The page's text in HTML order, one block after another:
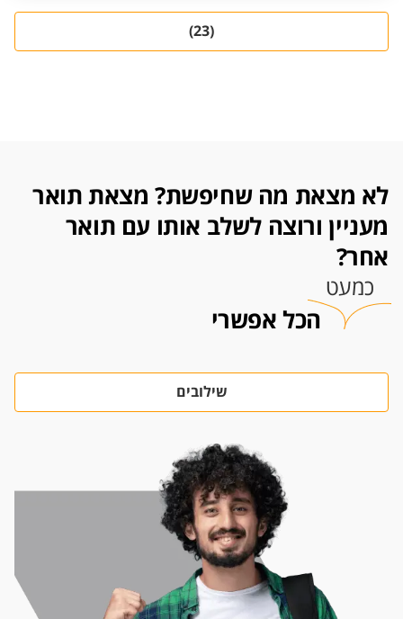
(23)
לא מצאת מה שחיפשת? מצאת תואר
מעניין ורוצה לשלב אותו עם תואר
אחר?
כמעט
הכל אפשרי
שילובים